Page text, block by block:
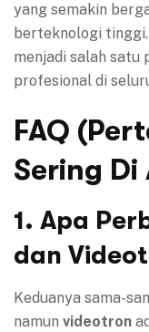
yang semakin
berteknologi tinggi.
menjadi salah satu
profesional di
FAQ
Sering Di
1. Apa
dan
Keduanya sama-
namun videotron